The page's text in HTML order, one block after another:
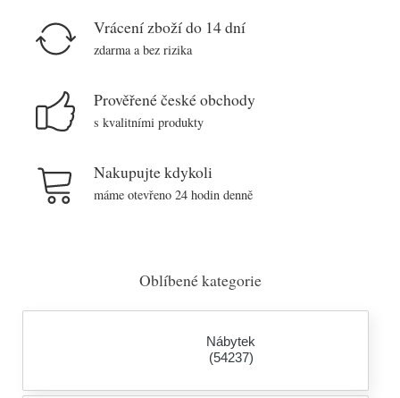
Vrácení zboží do 14 dní
zdarma a bez rizika
Prověřené české obchody
s kvalitními produkty
Nakupujte kdykoli
máme otevřeno 24 hodin denně
Oblíbené kategorie
Nábytek
(54237)